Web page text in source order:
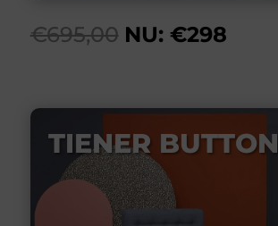
€695,00 NU: €298
TIENER BUTTON